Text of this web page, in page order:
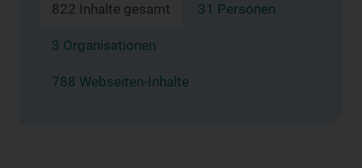
822 Inhalte gesamt 31 Personen
3 Organisationen
788 Webseiten-Inhalte